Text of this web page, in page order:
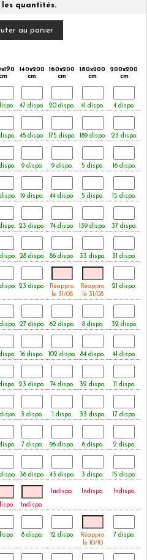
les quantités.
au panier
140x200
cm
160x200
cm
180x200
cm
200x200
cm
47 dispo. 20 dispo. 41 dispo. 4 dispo.
48 dispo. 175 dispo. 189 dispo. 23 dispo.
9 dispo. 9 dispo. 5 dispo. 16 dispo.
19 dispo. 44 dispo. 5 dispo. 15 dispo.
23 dispo. 74 dispo. 139 dispo. 37 dispo.
28 dispo. 86 dispo. 33 dispo. 31 dispo.
23 dispo.
Réappro.
le 31/08
Réappro.
le 31/08
21 dispo.
27 dispo. 62 dispo. 8 dispo. 32 dispo.
16 dispo. 102 dispo. 84 dispo. 41 dispo.
23 dispo. 74 dispo. 32 dispo. 11 dispo.
3 dispo. 1 dispo. 33 dispo. 17 dispo.
7 dispo. 96 dispo. 6 dispo. 2 dispo.
36 dispo. 43 dispo. 3 dispo. 15 dispo.
Indispo.
Indispo. Indispo. Indispo.
8 dispo. 12 dispo.
Réappro.
le 10/10
7 dispo.